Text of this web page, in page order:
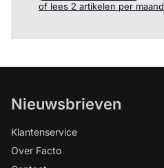
of lees 2 artikelen per maand
Nieuwsbrieven
Klantenservice
Over Facto